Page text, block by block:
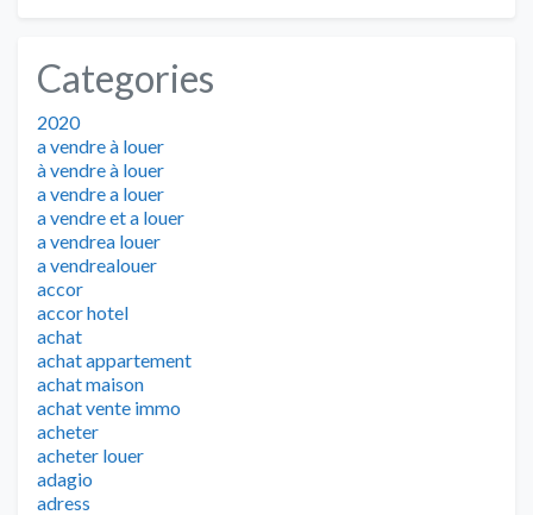
Categories
2020
a vendre à louer
à vendre à louer
a vendre a louer
a vendre et a louer
a vendrea louer
a vendrealouer
accor
accor hotel
achat
achat appartement
achat maison
achat vente immo
acheter
acheter louer
adagio
adress